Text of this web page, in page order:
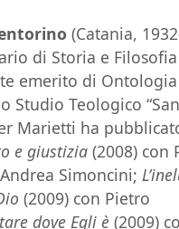
(Catania,
di Storia e
emerito di
Studio Teologico
Marietti ha
e giustizia (2008) con
Simoncini;
(2009) con Pietro
dove Egli è (2009)